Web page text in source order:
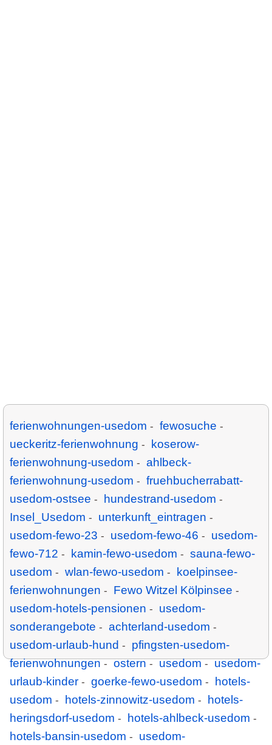
ferienwohnungen-usedom - fewosuche -
ueckeritz-ferienwohnung -
koserow-
ferienwohnung-usedom - ahlbeck-
ferienwohnung-usedom - fruehbucherrabatt-
usedom-ostsee - hundestrand-usedom -
Insel_Usedom - unterkunft_eintragen -
usedom-fewo-23 - usedom-fewo-46 - usedom-
fewo-712 - kamin-fewo-usedom - sauna-fewo-
usedom - wlan-fewo-usedom -
koelpinsee-
ferienwohnungen - Fewo Witzel Kölpinsee -
usedom-hotels-pensionen - usedom-
sonderangebote - achterland-usedom -
usedom-urlaub-hund - pfingsten-usedom-
ferienwohnungen - ostern - usedom - usedom-
urlaub-kinder - goerke-fewo-usedom -
hotels-
usedom - hotels-zinnowitz-usedom -
hotels-
heringsdorf-usedom - hotels-ahlbeck-usedom -
hotels-bansin-usedom - usedom-